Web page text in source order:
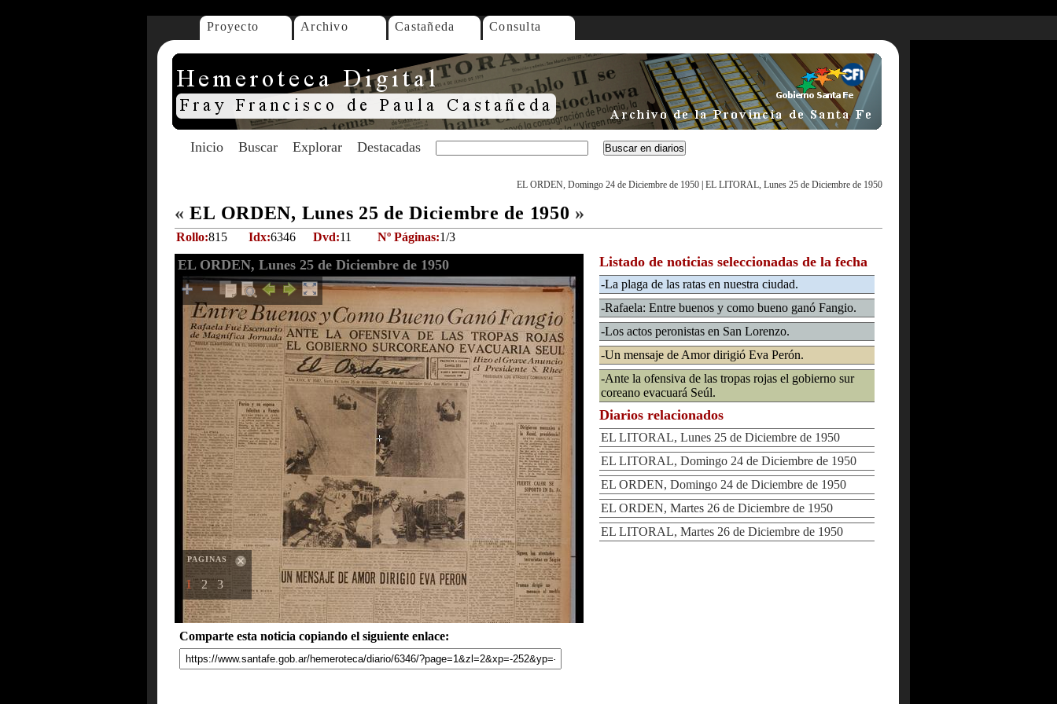
Proyecto Archivo Castañeda Consulta
Inicio Buscar Explorar Destacadas
EL ORDEN, Domingo 24 de Diciembre de 1950 EL LITORAL, Lunes 25 de Diciembre de 1950
« EL ORDEN, Lunes 25 de Diciembre de 1950 »
Rollo:815 Idx:6346 Dvd:11 Nº Páginas:1/3
EL ORDEN, Lunes 25 de Diciembre de 1950
PAGINAS
1 2 3
Comparte esta noticia copiando el siguiente enlace:
Listado de noticias seleccionadas de la fecha
-La plaga de las ratas en nuestra ciudad.
-Rafaela: Entre buenos y como bueno ganó Fangio.
-Los actos peronistas en San Lorenzo.
-Un mensaje de Amor dirigió Eva Perón.
-Ante la ofensiva de las tropas rojas el gobierno sur
coreano evacuará Seúl.
Diarios relacionados
EL LITORAL, Lunes 25 de Diciembre de 1950
EL LITORAL, Domingo 24 de Diciembre de 1950
EL ORDEN, Domingo 24 de Diciembre de 1950
EL ORDEN, Martes 26 de Diciembre de 1950
EL LITORAL, Martes 26 de Diciembre de 1950